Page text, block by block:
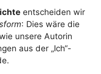
entscheiden wir
: Dies wäre die
unsere Autorin
aus der „Ich“-